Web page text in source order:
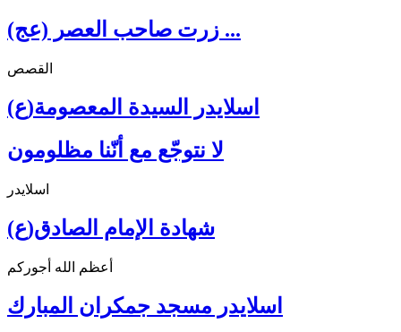
زرت صاحب العصر (عج) ...
القصص
اسلايدر السيدة المعصومة(ع)
لا نتوجّع مع أنّنا مظلومون
اسلايدر
شهادة الإمام الصادق(ع)
أعظم الله أجوركم
اسلايدر مسجد جمكران المبارك